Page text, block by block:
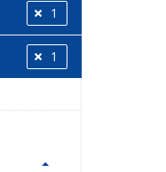
1
1